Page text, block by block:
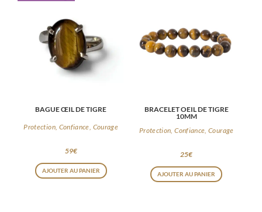
BAGUE ŒIL DE TIGRE
Protection, Confiance, Courage
59€
AJOUTER AU PANIER
BRACELET OEIL DE TIGRE
10MM
Protection, Confiance, Courage
25€
AJOUTER AU PANIER